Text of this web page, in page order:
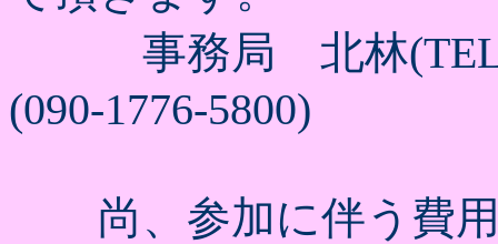
事務局 北林
(090-1776-5800)
尚、参加に伴う費用